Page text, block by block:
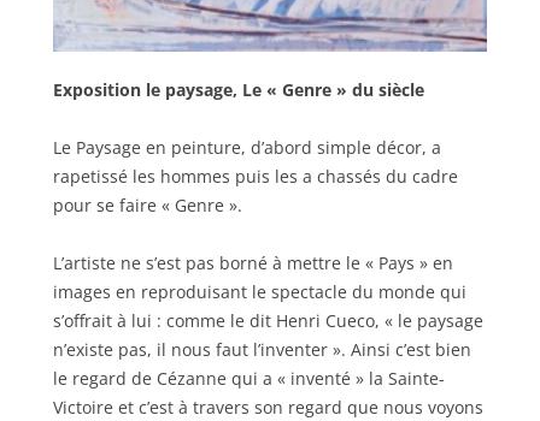
Exposition le paysage, Le « Genre » du siècle
Le Paysage en peinture, d’abord simple décor, a
rapetissé les hommes puis les a chassés du cadre
pour se faire « Genre ».
L’artiste ne s’est pas borné à mettre le « Pays » en
images en reproduisant le spectacle du monde qui
s’offrait à lui : comme le dit Henri Cueco, « le paysage
n’existe pas, il nous faut l’inventer ». Ainsi c’est bien
le regard de Cézanne qui a « inventé » la Sainte-
Victoire et c’est à travers son regard que nous voyons